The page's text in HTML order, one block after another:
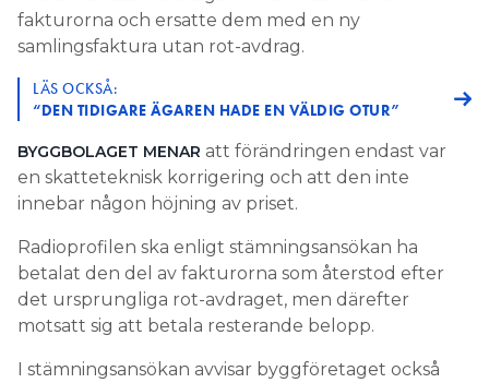
fakturorna och ersatte dem med en ny
samlingsfaktura utan rot-avdrag.
LÄS OCKSÅ:
“DEN TIDIGARE ÄGAREN HADE EN VÄLDIG OTUR”
BYGGBOLAGET MENAR att förändringen endast var
en skatteteknisk korrigering och att den inte
innebar någon höjning av priset.
Radioprofilen ska enligt stämningsansökan ha
betalat den del av fakturorna som återstod efter
det ursprungliga rot-avdraget, men därefter
motsatt sig att betala resterande belopp.
I stämningsansökan avvisar byggföretaget också